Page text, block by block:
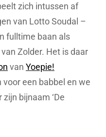
zich intussen af
van Lotto Soudal –
fulltime baan als
Zolder. Het is daar
van Yoepie!
voor een babbel en we
bijnaam ‘De